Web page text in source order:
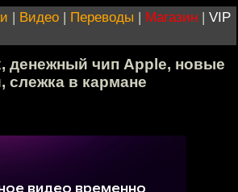
| Видео | Переводы | Магазин | VIP
денежный чип Apple, новые
слежка в кармане